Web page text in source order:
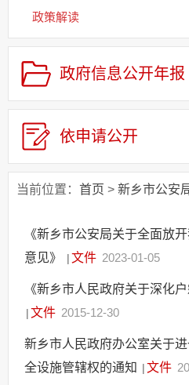
政策解读
政府信息公开年报
依申请公开
当前位置： 首页 > 新乡市公安
《新乡市公安局关于全面放
意见》
|文件 2023-01-05
《新乡市人民政府关于深化
|文件 2015-12-30
新乡市人民政府办公室关于
全设施管辖权的通知 |文件